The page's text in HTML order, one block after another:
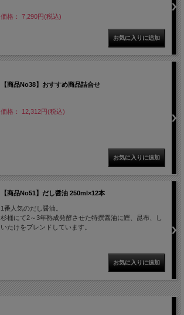
価格： 7,290円(税込)
【商品No38】おすすめ商品詰合せ
価格： 12,312円(税込)
【商品No51】だし醤油 250ml×12本
1番人気のだし醤油。
杉桶にて2～3年熟成発酵させた特撰醤油に鰹、昆布、し
いたけをブレンドしています。